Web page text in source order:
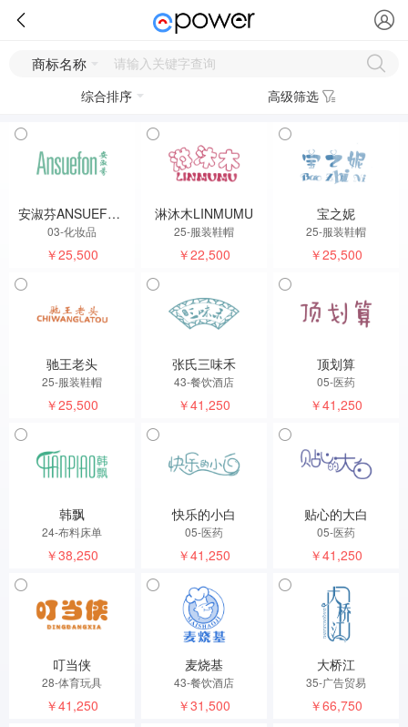
商标名称
综合排序 高级筛选
安淑芬ANSUEFON
03-化妆品
￥25,500
淋沐木LINMUMU
25-服装鞋帽
￥22,500
宝之妮
25-服装鞋帽
￥25,500
驰王老头
25-服装鞋帽
￥25,500
张氏三味禾
43-餐饮酒店
￥41,250
顶划算
05-医药
￥41,250
韩飘
24-布料床单
￥38,250
快乐的小白
05-医药
￥41,250
贴心的大白
05-医药
￥41,250
叮当侠
28-体育玩具
￥41,250
麦烧基
43-餐饮酒店
￥31,500
大桥江
35-广告贸易
￥66,750